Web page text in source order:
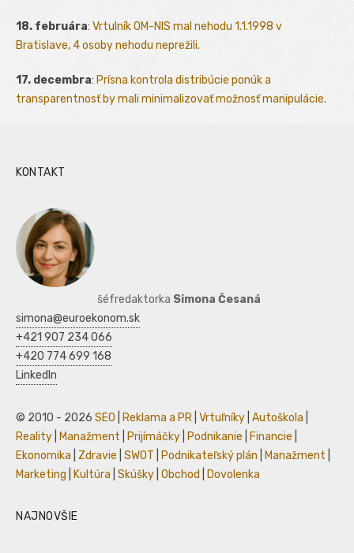
18. februára: Vrtulník OM-NIS mal nehodu 1.1.1998 v
Bratislave, 4 osoby nehodu neprežili.
17. decembra: Prísna kontrola distribúcie ponúk a
transparentnosť by mali minimalizovať možnosť manipulácie.
KONTAKT
šéfredaktorka Simona Česaná
simona@euroekonom.sk
+421 907 234 066
+420 774 699 168
LinkedIn
© 2010 - 2026 SEO Reklama a PR Vrtuľníky Autoškola
Reality
Manažment Prijímáčky Podnikanie Financie
Ekonomika
Zdravie SWOT Podnikateľský plán Manažment
Marketing
Kultúra Skúšky Obchod Dovolenka
NAJNOVŠIE